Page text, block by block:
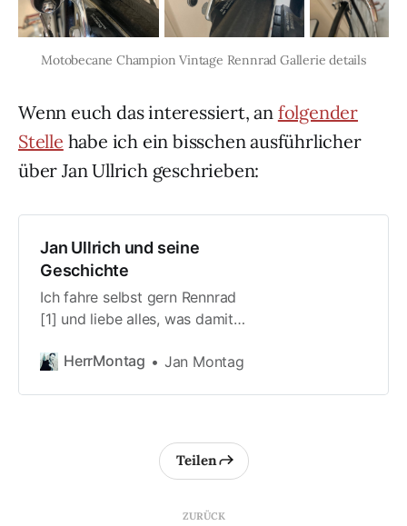
Motobecane Champion Vintage Rennrad Gallerie details
Wenn euch das interessiert, an folgender
Stelle habe ich ein bisschen ausführlicher
über Jan Ullrich geschrieben:
Jan Ullrich und seine
Geschichte
Ich fahre selbst gern Rennrad
[1] und liebe alles, was damit
Ästhetik, die Technik, die
kleinen Workout, mal hier 3h
nach der Arbeit zur
paar Berge. Für mich. Fürs
HerrMontag Jan Montag
ZURÜCK
Teilen